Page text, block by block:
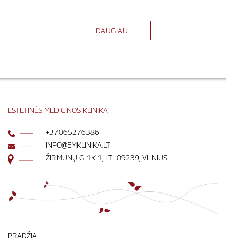
DAUGIAU
ESTETINĖS MEDICINOS KLINIKA
+37065276386
INFO@EMKLINIKA.LT
ŽIRMŪNŲ G. 1K-1, LT- 09239, VILNIUS
PRADŽIA